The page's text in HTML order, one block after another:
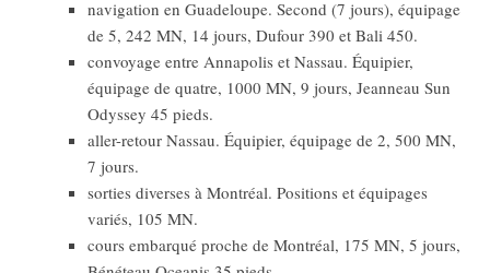
navigation en Guadeloupe. Second (7 jours), équipage
de 5, 242 MN, 14 jours, Dufour 390 et Bali 450.
convoyage entre Annapolis et Nassau. Équipier,
équipage de quatre, 1000 MN, 9 jours, Jeanneau Sun
Odyssey 45 pieds.
aller-retour Nassau. Équipier, équipage de 2, 500 MN,
7 jours.
sorties diverses à Montréal. Positions et équipages
variés, 105 MN.
cours embarqué proche de Montréal, 175 MN, 5 jours,